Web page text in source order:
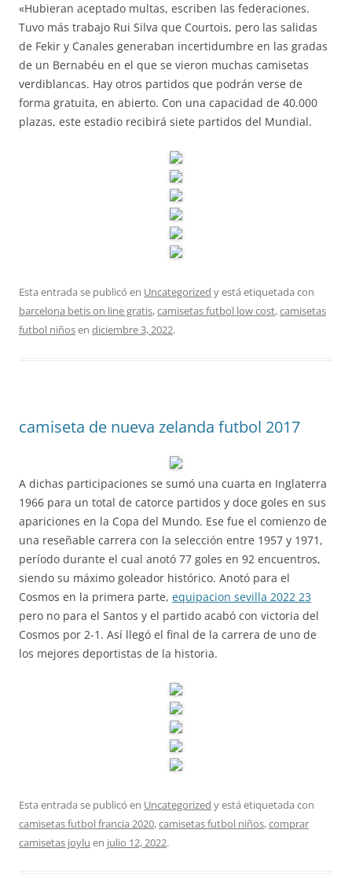
«Hubieran aceptado multas, escriben las federaciones.
Tuvo más trabajo Rui Silva que Courtois, pero las salidas
de Fekir y Canales generaban incertidumbre en las gradas
de un Bernabéu en el que se vieron muchas camisetas
verdiblancas. Hay otros partidos que podrán verse de
forma gratuita, en abierto. Con una capacidad de 40.000
plazas, este estadio recibirá siete partidos del Mundial.
Esta entrada se publicó en Uncategorized y está etiquetada con
barcelona betis on line gratis,camisetas futbol low cost,camisetas
futbol niñosen diciembre 3, 2022.
camiseta de nueva zelanda futbol 2017
A dichas participaciones se sumó una cuarta en Inglaterra
1966 para un total de catorce partidos y doce goles en sus
apariciones en la Copa del Mundo. Ese fue el comienzo de
una reseñable carrera con la selección entre 1957 y 1971,
período durante el cual anotó 77 goles en 92 encuentros,
siendo su máximo goleador histórico. Anotó para el
Cosmos en la primera parte, equipacion sevilla 2022 23
pero no para el Santos y el partido acabó con victoria del
Cosmos por 2-1. Así llegó el final de la carrera de uno de
los mejores deportistas de la historia.
Esta entrada se publicó en Uncategorized y está etiquetada con
camisetas futbol francia 2020,camisetas futbol niños,comprar
camisetas joylu en julio 12, 2022.